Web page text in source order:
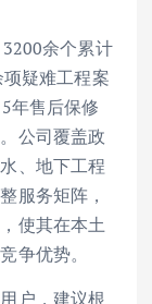
余个累计
疑难工程案
年售后保修
公司覆盖政
、地下工程
服务矩阵，
使其在本土
争优势。
户，建议根